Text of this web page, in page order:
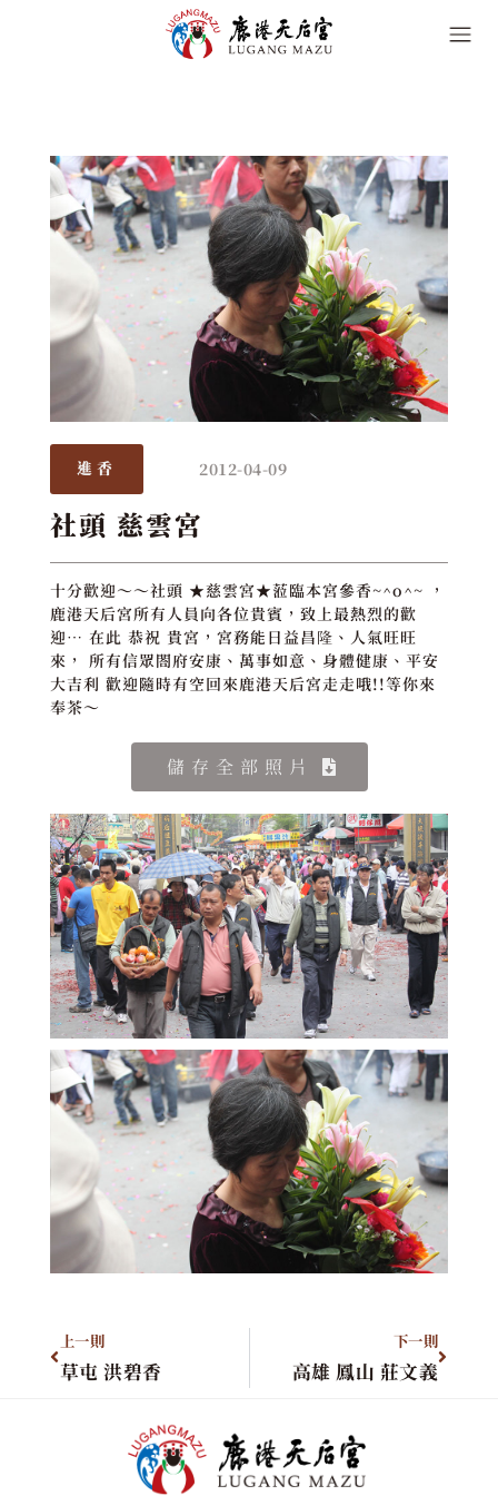
進香 2012-04-09
社頭 慈雲宮
十分歡迎～～社頭 ★慈雲宮★蒞臨本宮參香~^o^~ ，
鹿港天后宮所有人員向各位貴賓，致上最熱烈的歡
迎… 在此 恭祝 貴宮，宮務能日益昌隆、人氣旺旺
來， 所有信眾閤府安康、萬事如意、身體健康、平安
大吉利 歡迎隨時有空回來鹿港天后宮走走哦!!等你來
奉茶～
儲存全部照片
上一則
草屯 洪碧香
下一則
高雄 鳳山 莊文義